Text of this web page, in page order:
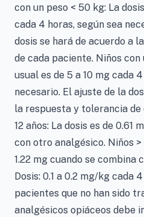
con un peso < 50 kg: La
cada 4 horas, según sea
dosis se hará de acuerdo a
de cada paciente. Niños con
usual es de 5 a 10 mg cada
necesario. El ajuste de la
la respuesta y tolerancia de
12 años: La dosis es de 0.61
con otro analgésico. Niños >
1.22 mg cuando se combina
Dosis: 0.1 a 0.2 mg/kg cada
pacientes que no han sido
analgésicos opiáceos debe